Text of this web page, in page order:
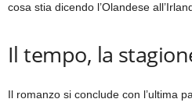
cosa stia dicendo l’Olandese
Il tempo, la
Il romanzo si conclude con l’ultima